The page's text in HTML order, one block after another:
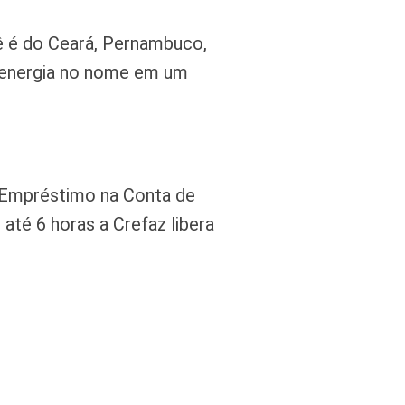
do Ceará, Pernambuco,
no nome em um
na Conta de
6 horas a Crefaz libera